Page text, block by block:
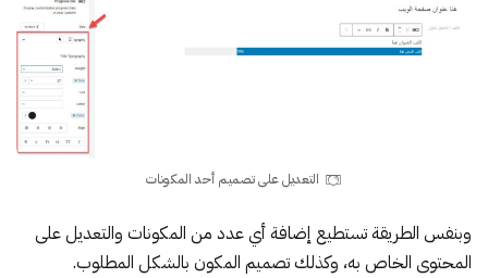
التعديل على تصميم أحد المكونات
وبنفس الطريقة تستطيع إضافة أي عدد من المكونات والتعديل على
المحتوى الخاص به، وكذلك تصميم المكون بالشكل المطلوب.